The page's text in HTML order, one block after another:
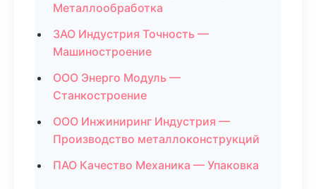
Металлообработка
ЗАО Индустрия Точность —
Машиностроение
ООО Энерго Модуль —
Станкостроение
ООО Инжиниринг Индустрия —
Производство металлоконструкций
ПАО Качество Механика — Упаковка